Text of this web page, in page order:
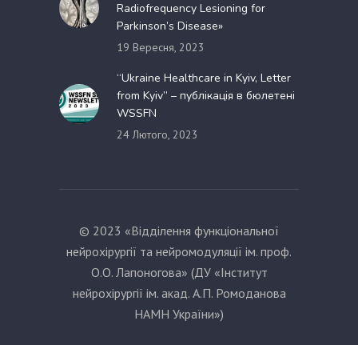
Radiofrequency Lesioning for
Parkinson’s Disease»
19 Вересня, 2023
“Ukraine Healthcare in Kyiv, Letter
from Kyiv” – публікація в бюлетені
WSSFN
24 Лютого, 2023
© 2023 «Відділення функціональної
нейрохірургії та нейромодуляції ім. проф.
О.О. Лапоногова» (ДУ «Інститут
нейрохірургії ім. акад. А.П. Ромоданова
НАМН України»)